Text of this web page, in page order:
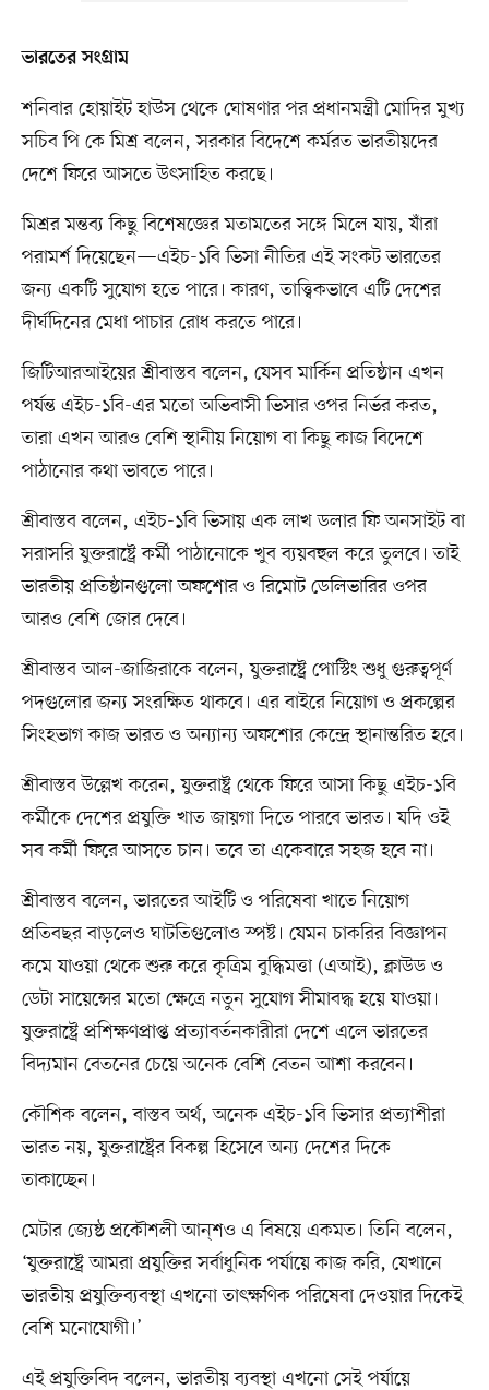
ভারতের সংগ্রাম
শনিবার হোয়াইট হাউস থেকে ঘোষণার পর প্রধানমন্ত্রী মোদির মুখ্য
সচিব পি কে মিশ্র বলেন, সরকার বিদেশে কর্মরত ভারতীয়দের
দেশে ফিরে আসতে উৎসাহিত করছে।
মিশ্রর মন্তব্য কিছু বিশেষজ্ঞের মতামতের সঙ্গে মিলে যায়, যাঁরা
পরামর্শ দিয়েছেন—এইচ-১বি ভিসা নীতির এই সংকট ভারতের
জন্য একটি সুযোগ হতে পারে। কারণ, তাত্ত্বিকভাবে এটি দেশের
দীর্ঘদিনের মেধা পাচার রোধ করতে পারে।
জিটিআরআইয়ের শ্রীবাস্তব বলেন, যেসব মার্কিন প্রতিষ্ঠান এখন
পর্যন্ত এইচ-১বি-এর মতো অভিবাসী ভিসার ওপর নির্ভর করত,
তারা এখন আরও বেশি স্থানীয় নিয়োগ বা কিছু কাজ বিদেশে
পাঠানোর কথা ভাবতে পারে।
শ্রীবাস্তব বলেন, এইচ-১বি ভিসায় এক লাখ ডলার ফি অনসাইট বা
সরাসরি যুক্তরাষ্ট্রে কর্মী পাঠানোকে খুব ব্যয়বহুল করে তুলবে। তাই
ভারতীয় প্রতিষ্ঠানগুলো অফশোর ও রিমোট ডেলিভারির ওপর
আরও বেশি জোর দেবে।
শ্রীবাস্তব আল-জাজিরাকে বলেন, যুক্তরাষ্ট্রে পোস্টিং শুধু গুরুত্বপূর্ণ
পদগুলোর জন্য সংরক্ষিত থাকবে। এর বাইরে নিয়োগ ও প্রকল্পের
সিংহভাগ কাজ ভারত ও অন্যান্য অফশোর কেন্দ্রে স্থানান্তরিত হবে।
শ্রীবাস্তব উল্লেখ করেন, যুক্তরাষ্ট্র থেকে ফিরে আসা কিছু এইচ-১বি
কর্মীকে দেশের প্রযুক্তি খাত জায়গা দিতে পারবে ভারত। যদি ওই
সব কর্মী ফিরে আসতে চান। তবে তা একেবারে সহজ হবে না।
শ্রীবাস্তব বলেন, ভারতের আইটি ও পরিষেবা খাতে নিয়োগ
প্রতিবছর বাড়লেও ঘাটতিগুলোও স্পষ্ট। যেমন চাকরির বিজ্ঞাপন
কমে যাওয়া থেকে শুরু করে কৃত্রিম বুদ্ধিমত্তা (এআই), ক্লাউড ও
ডেটা সায়েন্সের মতো ক্ষেত্রে নতুন সুযোগ সীমাবদ্ধ হয়ে যাওয়া।
যুক্তরাষ্ট্রে প্রশিক্ষণপ্রাপ্ত প্রত্যাবর্তনকারীরা দেশে এলে ভারতের
বিদ্যমান বেতনের চেয়ে অনেক বেশি বেতন আশা করবেন।
কৌশিক বলেন, বাস্তব অর্থ, অনেক এইচ-১বি ভিসার প্রত্যাশীরা
ভারত নয়, যুক্তরাষ্ট্রের বিকল্প হিসেবে অন্য দেশের দিকে
তাকাচ্ছেন।
মেটার জ্যেষ্ঠ প্রকৌশলী আন্‌শও এ বিষয়ে একমত। তিনি বলেন,
‘যুক্তরাষ্ট্রে আমরা প্রযুক্তির সর্বাধুনিক পর্যায়ে কাজ করি, যেখানে
ভারতীয় প্রযুক্তিব্যবস্থা এখনো তাৎক্ষণিক পরিষেবা দেওয়ার দিকেই
বেশি মনোযোগী।’
এই প্রযুক্তিবিদ বলেন, ভারতীয় ব্যবস্থা এখনো সেই পর্যায়ে